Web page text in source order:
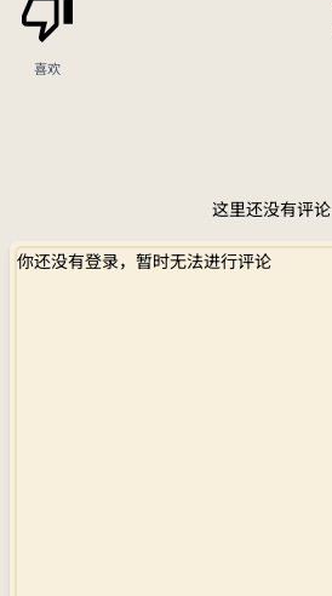
喜欢
这里还没有评论
你还没有登录，暂时无法进行评论